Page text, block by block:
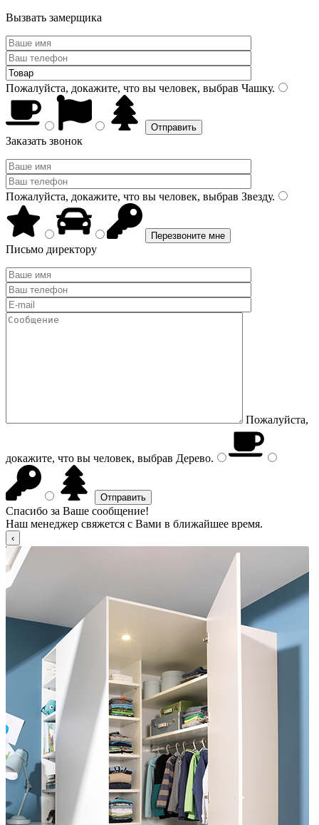
Вызвать замерщика
Пожалуйста, докажите, что вы человек, выбрав Чашку.
Заказать звонок
Пожалуйста, докажите, что вы человек, выбрав Звезду.
Письмо директору
Пожалуйста,
докажите, что вы человек, выбрав Дерево.
Спасибо за Ваше сообщение!
Наш менеджер свяжется с Вами в ближайшее время.